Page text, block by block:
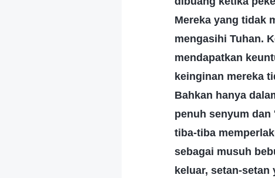
Mereka yang tidak
mengasihi Tuhan.
mendapatkan
keinginan mereka
Bahkan hanya
penuh senyum
tiba-tiba
sebagai musuh
keluar, setan-